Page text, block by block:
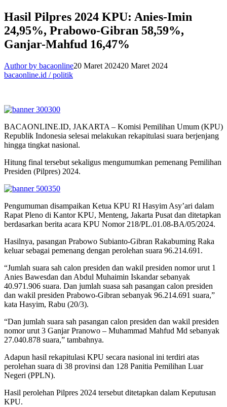
Hasil Pilpres 2024 KPU: Anies-Imin
24,95%, Prabowo-Gibran 58,59%,
Ganjar-Mahfud 16,47%
Author by bacaonline20 Maret 202420 Maret 2024
bacaonline.id / politik
BACAONLINE.ID, JAKARTA – Komisi Pemilihan Umum (KPU)
Republik Indonesia selesai melakukan rekapitulasi suara berjenjang
hingga tingkat nasional.
Hitung final tersebut sekaligus mengumumkan pemenang Pemilihan
Presiden (Pilpres) 2024.
Pengumuman disampaikan Ketua KPU RI Hasyim Asy’ari dalam
Rapat Pleno di Kantor KPU, Menteng, Jakarta Pusat dan ditetapkan
berdasarkan berita acara KPU Nomor 218/PL.01.08-BA/05/2024.
Hasilnya, pasangan Prabowo Subianto-Gibran Rakabuming Raka
keluar sebagai pemenang dengan perolehan suara 96.214.691.
“Jumlah suara sah calon presiden dan wakil presiden nomor urut 1
Anies Bawesdan dan Abdul Muhaimin Iskandar sebanyak
40.971.906 suara. Dan jumlah suasa sah pasangan calon presiden
dan wakil presiden Prabowo-Gibran sebanyak 96.214.691 suara,”
kata Hasyim, Rabu (20/3).
“Dan jumlah suara sah pasangan calon presiden dan wakil presiden
nomor urut 3 Ganjar Pranowo – Muhammad Mahfud Md sebanyak
27.040.878 suara,” tambahnya.
Adapun hasil rekapitulasi KPU secara nasional ini terdiri atas
perolehan suara di 38 provinsi dan 128 Panitia Pemilihan Luar
Negeri (PPLN).
Hasil perolehan Pilpres 2024 tersebut ditetapkan dalam Keputusan
KPU.